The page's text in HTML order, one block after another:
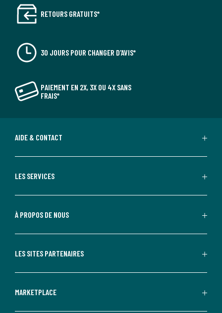
RETOURS GRATUITS*
30 JOURS POUR CHANGER D'AVIS*
PAIEMENT EN 2X, 3X OU 4X SANS
FRAIS*
AIDE & CONTACT
LES SERVICES
À PROPOS DE NOUS
LES SITES PARTENAIRES
MARKETPLACE